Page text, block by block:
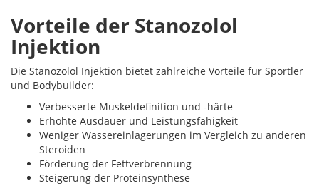
Vorteile der Stanozolol
Injektion
Die Stanozolol Injektion bietet zahlreiche Vorteile für Sportler
und Bodybuilder:
Verbesserte Muskeldefinition und -härte
Erhöhte Ausdauer und Leistungsfähigkeit
Weniger Wassereinlagerungen im Vergleich zu anderen
Steroiden
Förderung der Fettverbrennung
Steigerung der Proteinsynthese